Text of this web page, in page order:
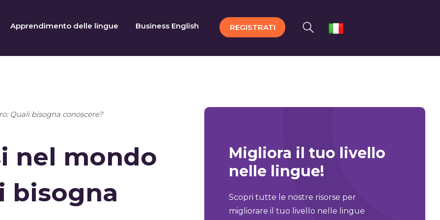
Apprendimento delle lingue Business English REGISTRATI
Quali bisogna conoscere?
nel mondo
bisogna
Migliora il tuo livello
nelle lingue!
Scopri tutte le nostre risorse per
migliorare il tuo livello nelle lingue